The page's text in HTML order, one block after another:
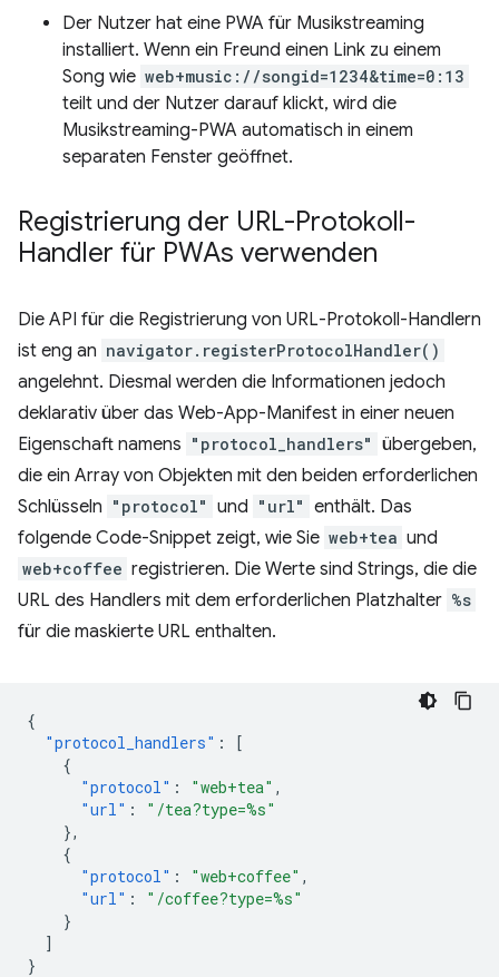
Der Nutzer hat eine PWA für Musikstreaming
installiert. Wenn ein Freund einen Link zu einem
Song wie web+music://songid=1234&time=0:13
teilt und der Nutzer darauf klickt, wird die
Musikstreaming-PWA automatisch in einem
separaten Fenster geöffnet.
Registrierung der URL-Protokoll-
Handler für PWAs verwenden
Die API für die Registrierung von URL-Protokoll-Handlern
ist eng an navigator.registerProtocolHandler()
angelehnt. Diesmal werden die Informationen jedoch
deklarativ über das Web-App-Manifest in einer neuen
Eigenschaft namens "protocol_handlers" übergeben,
die ein Array von Objekten mit den beiden erforderlichen
Schlüsseln "protocol" und "url" enthält. Das
folgende Code-Snippet zeigt, wie Sie web+tea und
web+coffee registrieren. Die Werte sind Strings, die die
URL des Handlers mit dem erforderlichen Platzhalter %s
für die maskierte URL enthalten.
{
"protocol_handlers" :
[
{
"protocol" : "web+tea" ,
"url" :
"/tea?type=%s"
},
{
"protocol" : "web+coffee" ,
"url" :
"/coffee?type=%s"
}
]
}